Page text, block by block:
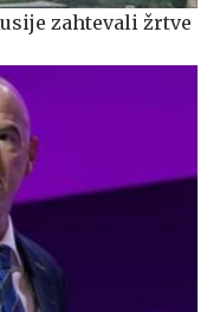
zahtevali žrtve